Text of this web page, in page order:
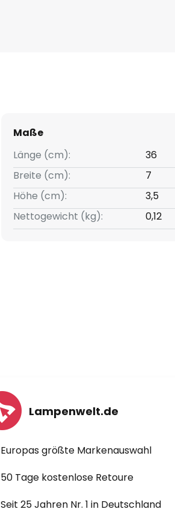
Maße
Länge (cm):
36
Breite (cm):
7
Höhe (cm):
3,5
Nettogewicht (kg):
0,12
Lampenwelt.de
Europas größte Markenauswahl
50 Tage kostenlose Retoure
Seit 25 Jahren Nr. 1 in Deutschland